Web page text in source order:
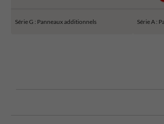
Série G : Panneaux additionnels Série A :